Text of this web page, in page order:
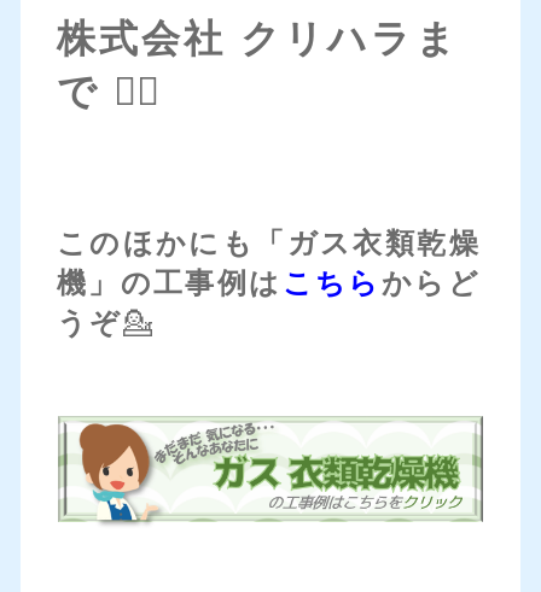
株式会社 クリハラま
で 💁‍♀️
このほかにも「ガス衣類乾燥
機」の工事例は こちら からど
うぞ💁